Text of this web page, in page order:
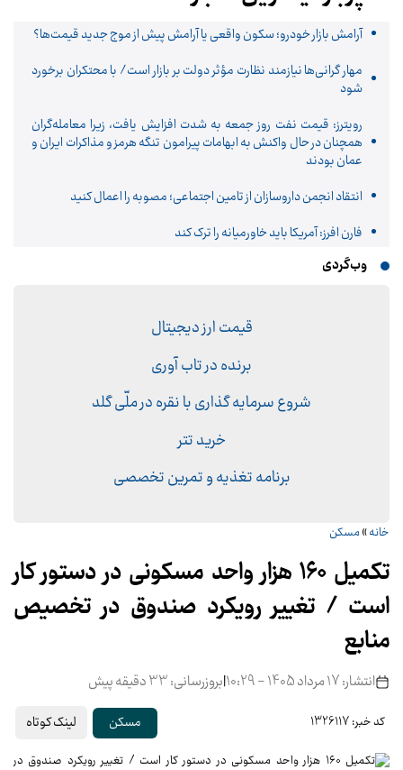
آرامش بازار خودرو؛ سکون واقعی یا آرامش پیش از موج جدید قیمت‌ها؟
مهار گرانی‌ها نیازمند نظارت مؤثر دولت بر بازار است/ با محتکران برخورد
شود
رویترز: قیمت نفت روز جمعه به شدت افزایش یافت، زیرا معامله‌گران
همچنان در حال واکنش به ابهامات پیرامون تنگه هرمز و مذاکرات ایران و
عمان بودند
انتقاد انجمن داروسازان از تامین اجتماعی؛ مصوبه را اعمال کنید
فارن افرز: آمریکا باید خاورمیانه را ترک کند
وب‌گردی
قیمت ارز دیجیتال
برنده در تاب آوری
شروع سرمایه گذاری با نقره در ملّی گلد
خرید تتر
برنامه تغذیه و تمرین تخصصی